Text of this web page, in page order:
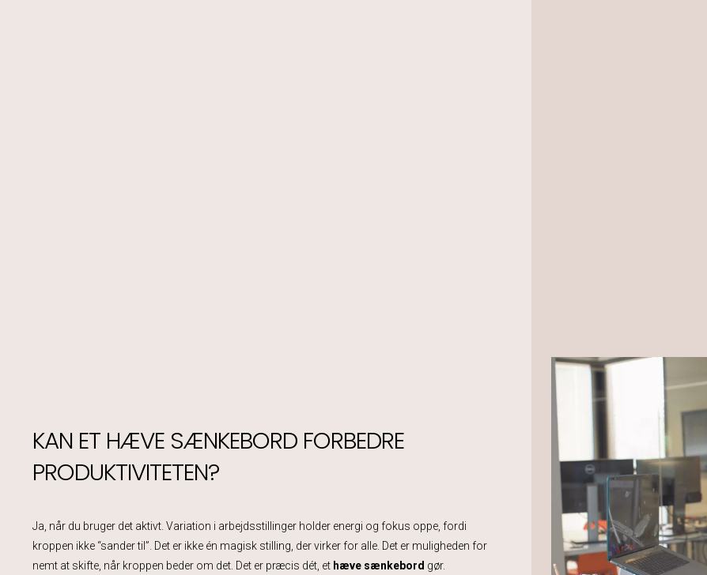
KAN ET HÆVE SÆNKEBORD FORBEDRE
PRODUKTIVITETEN?
Ja, når du bruger det aktivt. Variation i arbejdsstillinger holder energi og fokus oppe, fordi
kroppen ikke “sander til”. Det er ikke én magisk stilling, der virker for alle. Det er muligheden for
nemt at skifte, når kroppen beder om det. Det er præcis dét, et hæve sænkebord gør.